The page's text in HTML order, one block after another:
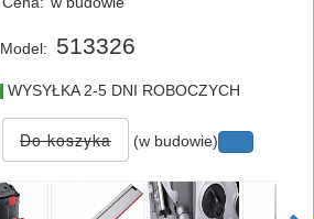
Model: 513326
WYSYŁKA 2-5 DNI ROBOCZYCH
(w budowie)